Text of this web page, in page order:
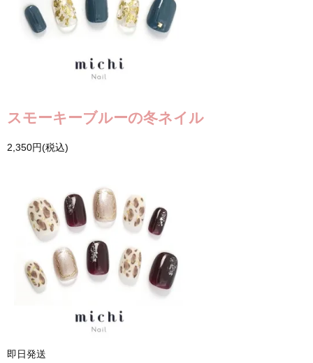
スモーキーブルーの冬ネイル
2,350円(税込)
即日発送